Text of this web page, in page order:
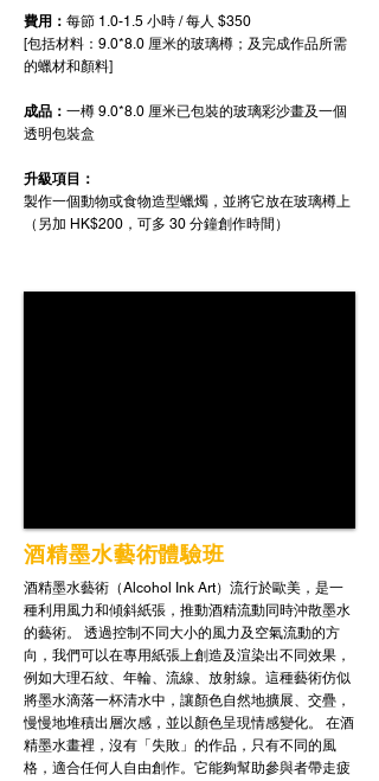
費用： 每節 1.0-1.5 小時 / 每人 $350
[包括材料：9.0*8.0 厘米的玻璃樽；及完成作品所需
的蠟材和顏料]
成品： 一樽 9.0*8.0 厘米已包裝的玻璃彩沙畫及一個
透明包裝盒
升級項目 ：
製作一個動物或食物造型蠟燭，並將它放在玻璃樽上
（另加 HK$200，可多 30 分鐘創作時間）
酒精墨水藝術體驗班
酒精墨水藝術（Alcohol Ink Art）流行於歐美，是一
種利用風力和傾斜紙張，推動酒精流動同時沖散墨水
的藝術。 透過控制不同大小的風力及空氣流動的方
向，我們可以在專用紙張上創造及渲染出不同效果，
例如大理石紋、年輪、流線、放射線。這種藝術仿似
將墨水滴落一杯清水中，讓顏色自然地擴展、交疊，
慢慢地堆積出層次感，並以顏色呈現情感變化。 在酒
精墨水畫裡，沒有「失敗」的作品，只有不同的風
格，適合任何人自由創作。它能夠幫助參與者帶走疲